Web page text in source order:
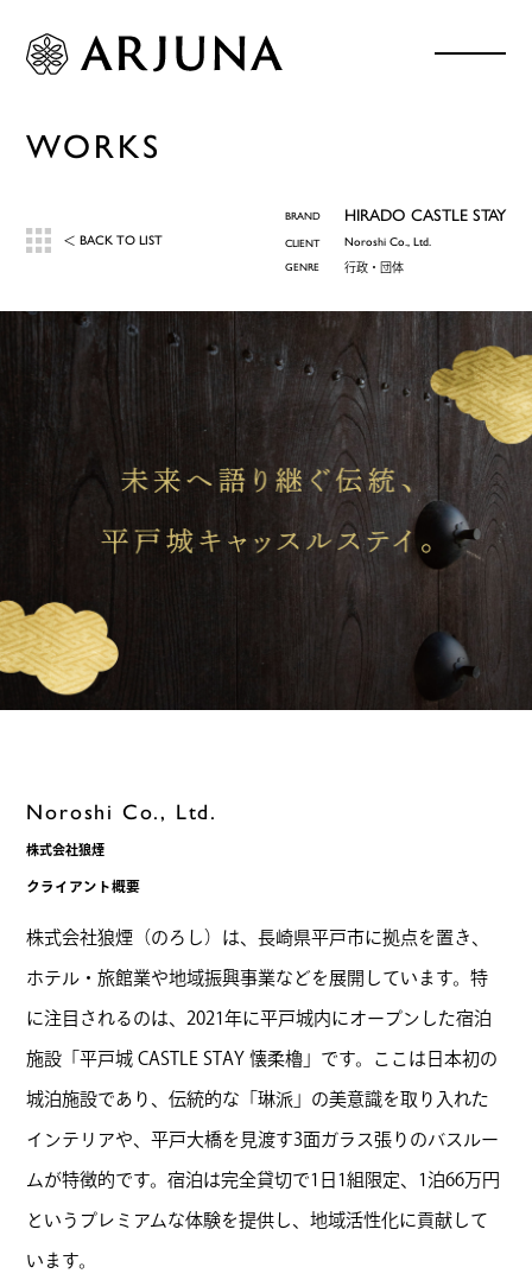
WORKS
BRAND HIRADO CASTLE STAY
CLIENT Noroshi Co., Ltd.
GENRE 行政・団体
＜ BACK TO LIST
Noroshi Co., Ltd.
株式会社狼煙
クライアント概要
株式会社狼煙（のろし）は、長崎県平戸市に拠点を置き、
ホテル・旅館業や地域振興事業などを展開しています。特
に注目されるのは、2021年に平戸城内にオープンした宿泊
施設「平戸城 CASTLE STAY 懐柔櫓」です。ここは日本初の
城泊施設であり、伝統的な「琳派」の美意識を取り入れた
インテリアや、平戸大橋を見渡す3面ガラス張りのバスルー
ムが特徴的です。宿泊は完全貸切で1日1組限定、1泊66万円
というプレミアムな体験を提供し、地域活性化に貢献して
います。